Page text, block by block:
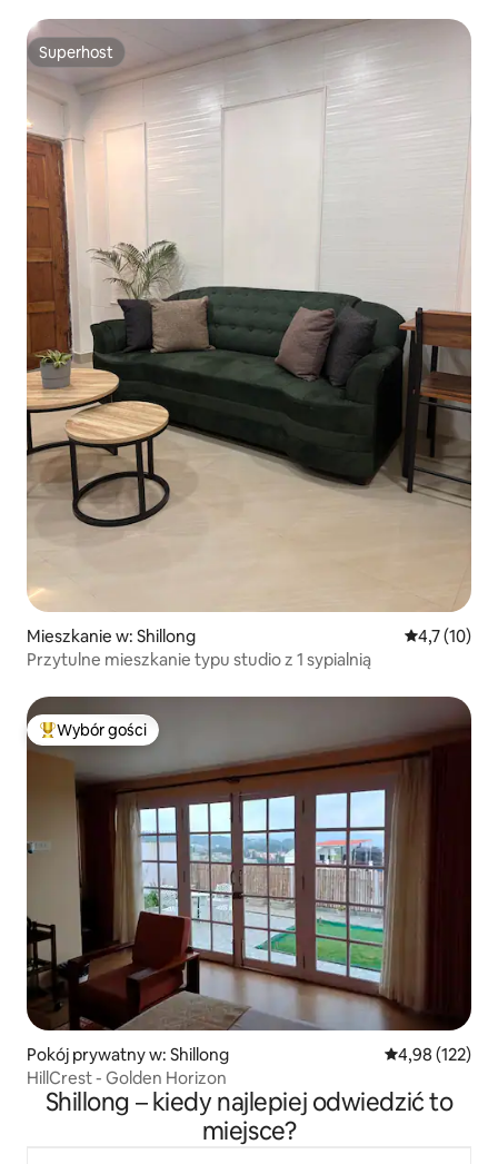
Superhost
Superhost
Mieszkanie w: Shillong Średnia
4,7 (10)
Przytulne mieszkanie typu studio z 1 sypialnią
Najpopularniejsze z kategorii Wybór gości
Wybór gości
Pokój prywatny w: Shillong Średnia
4,98 (122)
HillCrest - Golden Horizon
Shillong – kiedy najlepiej odwiedzić to
miejsce?